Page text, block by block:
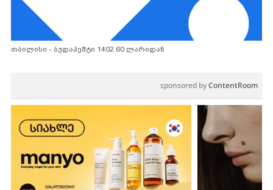
თბილისი - ბუდაპეშტი 1402.60 ლარიდან
sponsored byContentRoom